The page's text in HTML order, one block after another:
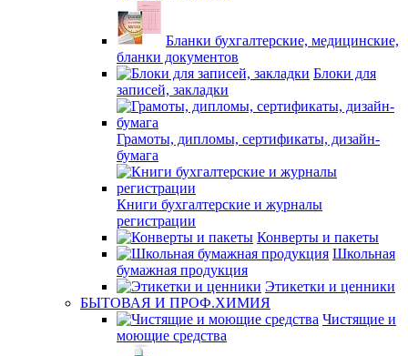
Бланки бухгалтерские, медицинские,
бланки документов
Блоки для
записей, закладки
Грамоты, дипломы, сертификаты, дизайн-
бумага
Книги бухгалтерские и журналы
регистрации
Конверты и пакеты
Школьная
бумажная продукция
Этикетки и ценники
БЫТОВАЯ И ПРОФ.ХИМИЯ
Чистящие и
моющие средства